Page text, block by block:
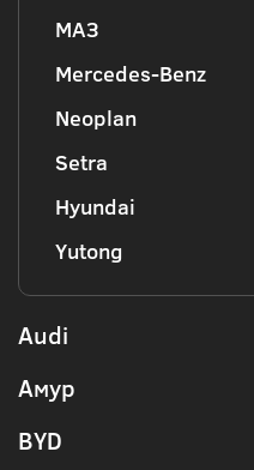
МАЗ
Mercedes-Benz
Neoplan
Setra
Hyundai
Yutong
Audi
Амур
BYD